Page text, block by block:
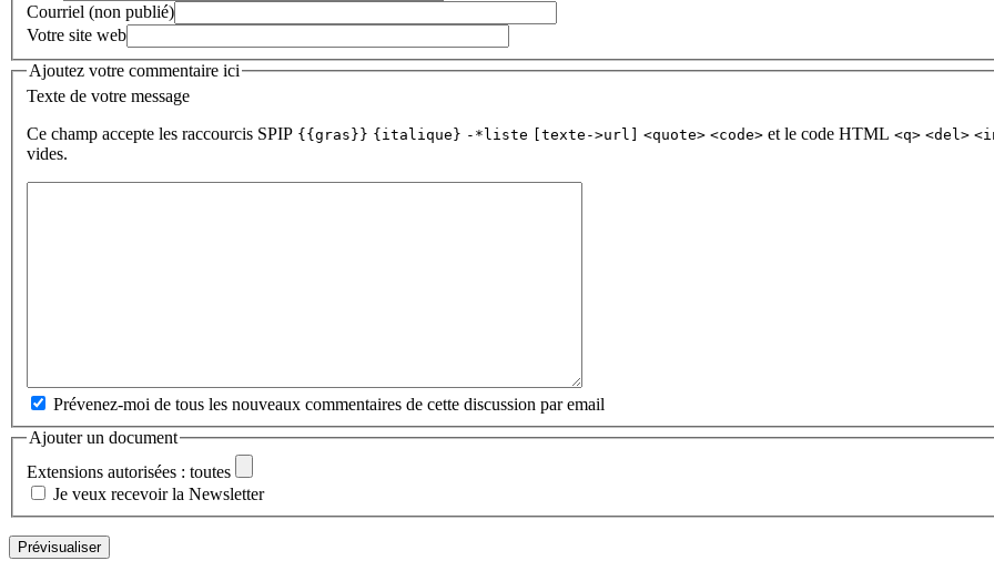
Courriel (non publié)
Votre site web
Ajoutez votre commentaire ici
Texte de votre message
Ce champ accepte les raccourcis SPIP {{gras}} {italique} -*liste [texte->url] <quote> <code> et le code HTML <q> <del>
vides.
Prévenez-moi de tous les nouveaux commentaires de cette discussion par email
Ajouter un document
Extensions autorisées : toutes
Je veux recevoir la Newsletter